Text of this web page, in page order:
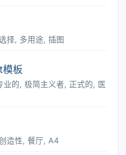
择, 多用途, 插图
板
的, 极简主义者, 正式的, 医
造性, 餐厅, A4